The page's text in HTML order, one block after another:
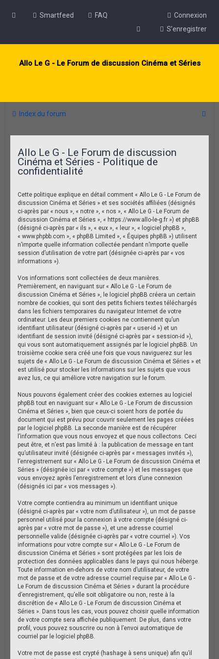
Smartfeed FAQ
Connexion
S’enregistrer
Allo Le G - Le Forum de discussion Cinéma et Séries
Index du forum
Allo Le G - Le Forum de discussion
Cinéma et Séries - Politique de
confidentialité
Cette politique explique en détail comment « Allo Le G - Le Forum de
discussion Cinéma et Séries » et ses sociétés affiliées (désignés
ci-après par « nous », « notre », « nos », « Allo Le G - Le Forum de
discussion Cinéma et Séries », « https://www.allo-le-g.fr ») et phpBB
(désigné ci-après par « ils », « eux », « leur », « logiciel phpBB »,
« www.phpbb.com », « phpBB Limited », « Équipes phpBB ») utilisent
n’importe quelle information collectée pendant n’importe quelle
session d’utilisation de votre part (désignée ci-après par « vos
informations »).
Vos informations sont collectées de deux manières.
Premièrement, en naviguant sur « Allo Le G - Le Forum de
discussion Cinéma et Séries », le logiciel phpBB créera un certain
nombre de cookies, qui sont des petits fichiers textes téléchargés
dans les fichiers temporaires du navigateur Internet de votre
ordinateur. Les deux premiers cookies ne contiennent qu’un
identifiant utilisateur (désigné ci-après par « user-id ») et un
identifiant de session invité (désigné ci-après par « session-id »),
qui vous sont automatiquement assignés par le logiciel phpBB. Un
troisième cookie sera créé une fois que vous naviguerez sur les
sujets de « Allo Le G - Le Forum de discussion Cinéma et Séries » et
est utilisé pour stocker les informations sur les sujets que vous
avez lus, ce qui améliore votre navigation sur le forum.
Nous pouvons également créer des cookies externes au logiciel
phpBB tout en naviguant sur « Allo Le G - Le Forum de discussion
Cinéma et Séries », bien que ceux-ci soient hors de portée du
document qui est prévu pour couvrir seulement les pages créées
par le logiciel phpBB. La seconde manière est de récupérer
l’information que vous nous envoyez et que nous collectons. Ceci
peut être, et n’est pas limité à : la publication de message en tant
qu’utilisateur invité (désignée ci-après par « messages invités »),
l’enregistrement sur « Allo Le G - Le Forum de discussion Cinéma et
Séries » (désignée ici par « votre compte ») et les messages que
vous envoyez après l’enregistrement et lors d’une connexion
(désignés ici par « vos messages »).
Votre compte contiendra au minimum un identifiant unique
(désigné ci-après par « votre nom d’utilisateur »), un mot de passe
personnel utilisé pour la connexion à votre compte (désigné ci-
après par « votre mot de passe »), et une adresse courriel
personnelle valide (désignée ci-après par « votre courriel »). Vos
informations pour votre compte sur « Allo Le G - Le Forum de
discussion Cinéma et Séries » sont protégées par les lois de
protection des données applicables dans le pays qui nous héberge.
Toute information en-dehors de votre nom d’utilisateur, de votre
mot de passe et de votre adresse courriel requise par « Allo Le G -
Le Forum de discussion Cinéma et Séries » durant la procédure
d’enregistrement, qu’elle soit obligatoire ou non, reste à la
discrétion de « Allo Le G - Le Forum de discussion Cinéma et
Séries ». Dans tous les cas, vous pouvez choisir quelle information
de votre compte sera affichée publiquement. De plus, dans votre
profil, vous pouvez souscrire ou non à l’envoi automatique de
courriel par le logiciel phpBB.
Votre mot de passe est crypté (hashage à sens unique) afin qu’il